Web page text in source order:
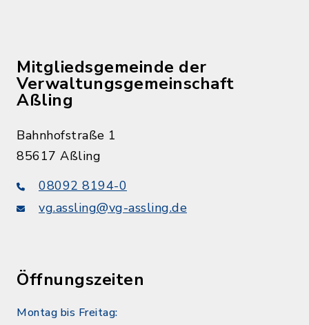
Mitgliedsgemeinde der
Verwaltungsgemeinschaft
Aßling
Bahnhofstraße 1
85617 Aßling
08092 8194-0
vg.assling@vg-assling.de
Öffnungszeiten
Montag bis Freitag: